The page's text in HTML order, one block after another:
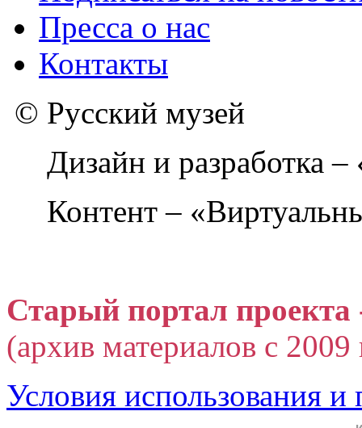
Пресса о нас
Контакты
© Русский музей
Дизайн и разработка
Контент –
Старый портал
(архив материалов с
Условия использования